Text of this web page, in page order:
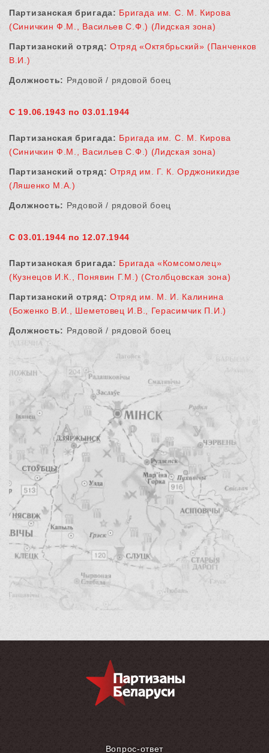
Партизанская бригада: Бригада им. С. М. Кирова
(Синичкин Ф.М., Васильев С.Ф.) (Лидская зона)
Партизанский отряд: Отряд «Октябрьский» (Панченков
В.И.)
Должность: Рядовой / рядовой боец
С 19.06.1943 по 03.01.1944
Партизанская бригада: Бригада им. С. М. Кирова
(Синичкин Ф.М., Васильев С.Ф.) (Лидская зона)
Партизанский отряд: Отряд им. Г. К. Орджоникидзе
(Ляшенко М.А.)
Должность: Рядовой / рядовой боец
С 03.01.1944 по 12.07.1944
Партизанская бригада: Бригада «Комсомолец»
(Кузнецов И.К., Понявин Г.М.) (Столбцовская зона)
Партизанский отряд: Отряд им. М. И. Калинина
(Боженко В.И., Шеметовец И.В., Герасимчик П.И.)
Должность: Рядовой / рядовой боец
Вопрос-ответ